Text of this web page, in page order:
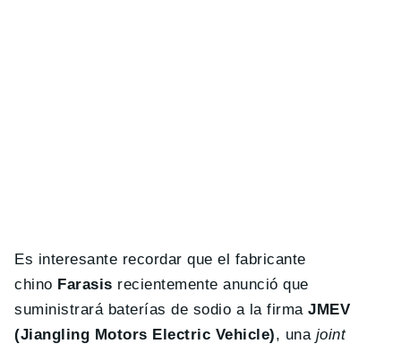
Es interesante recordar que el fabricante
chino Farasis recientemente anunció que
suministrará baterías de sodio a la firmaJMEV
(Jiangling Motors Electric Vehicle), una joint